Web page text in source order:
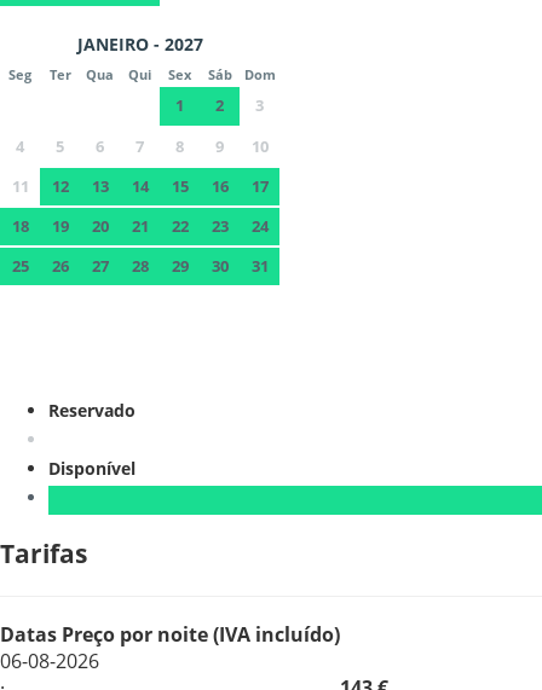
JANEIRO - 2027
Seg Ter Qua Qui Sex Sáb Dom
1 2
3
4
5 6 7 8 9
10
11
12 13 14 15 16
17
18
19 20 21 22 23
24
25
26 27 28 29 30 31
Reservado
Disponível
Tarifas
Datas Preço por noite (IVA incluído)
06-08-2026